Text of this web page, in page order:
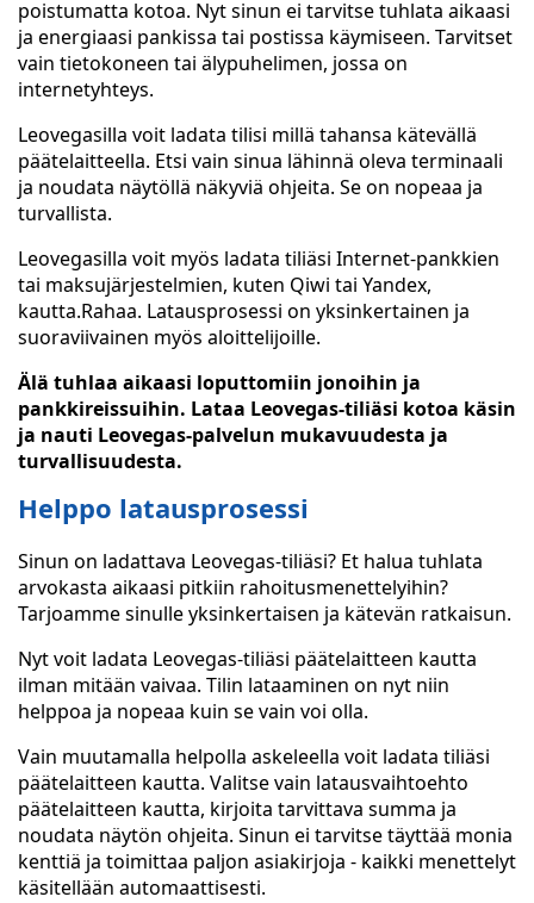
poistumatta kotoa. Nyt sinun ei tarvitse tuhlata aikaasi
ja energiaasi pankissa tai postissa käymiseen. Tarvitset
vain tietokoneen tai älypuhelimen, jossa on
internetyhteys.
Leovegasilla voit ladata tilisi millä tahansa kätevällä
päätelaitteella. Etsi vain sinua lähinnä oleva terminaali
ja noudata näytöllä näkyviä ohjeita. Se on nopeaa ja
turvallista.
Leovegasilla voit myös ladata tiliäsi Internet-pankkien
tai maksujärjestelmien, kuten Qiwi tai Yandex,
kautta.Rahaa. Latausprosessi on yksinkertainen ja
suoraviivainen myös aloittelijoille.
Älä tuhlaa aikaasi loputtomiin jonoihin ja
pankkireissuihin. Lataa Leovegas-tiliäsi kotoa käsin
ja nauti Leovegas-palvelun mukavuudesta ja
turvallisuudesta.
Helppo latausprosessi
Sinun on ladattava Leovegas-tiliäsi? Et halua tuhlata
arvokasta aikaasi pitkiin rahoitusmenettelyihin?
Tarjoamme sinulle yksinkertaisen ja kätevän ratkaisun.
Nyt voit ladata Leovegas-tiliäsi päätelaitteen kautta
ilman mitään vaivaa. Tilin lataaminen on nyt niin
helppoa ja nopeaa kuin se vain voi olla.
Vain muutamalla helpolla askeleella voit ladata tiliäsi
päätelaitteen kautta. Valitse vain latausvaihtoehto
päätelaitteen kautta, kirjoita tarvittava summa ja
noudata näytön ohjeita. Sinun ei tarvitse täyttää monia
kenttiä ja toimittaa paljon asiakirjoja - kaikki menettelyt
käsitellään automaattisesti.